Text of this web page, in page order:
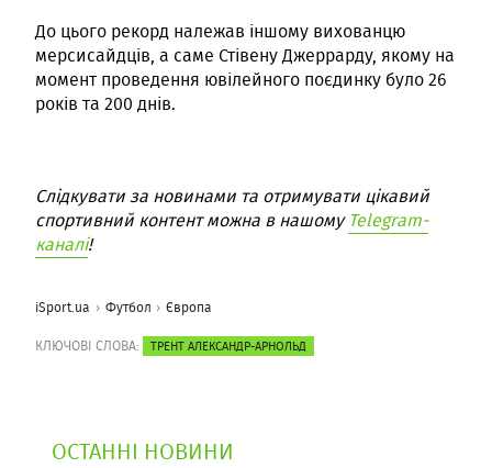
До цього рекорд належав іншому вихованцю
мерсисайдців, а саме Стівену Джеррарду, якому на
момент проведення ювілейного поєдинку було 26
років та 200 днів.
Слідкувати за новинами та отримувати цікавий
спортивний контент можна в нашомуTelegram-
каналі!
iSport.ua Футбол Європа
КЛЮЧОВІ СЛОВА: ТРЕНТ АЛЕКСАНДР-АРНОЛЬД
ОСТАННІ НОВИНИ